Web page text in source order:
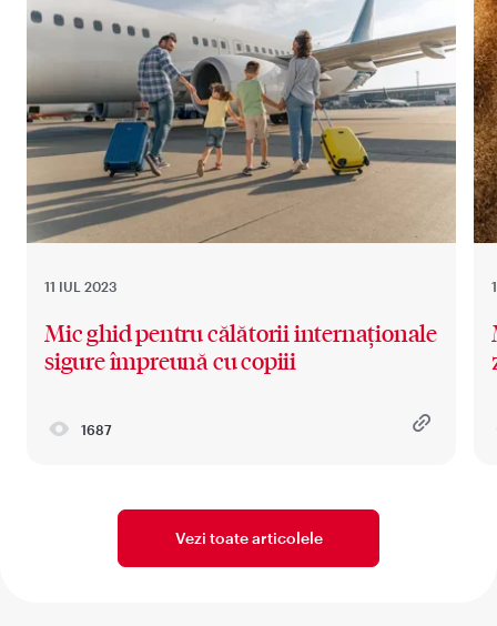
11 IUL 2023
Mic ghid pentru călătorii internaționale
sigure împreună cu copiii
1687
Vezi toate articolele